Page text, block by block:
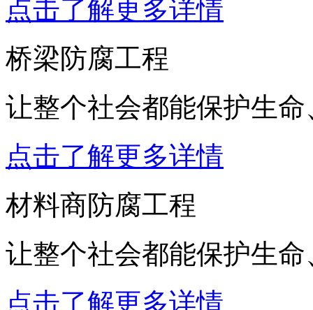
点击了解更多详情
桥梁防腐工程
让整个社会都能保护生
点击了解更多详情
材料商防腐工程
让整个社会都能保护生
点击了解更多详情